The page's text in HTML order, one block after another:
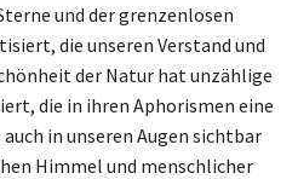
und der grenzenlosen
die unseren Verstand und
der Natur hat unzählige
die in ihren Aphorismen eine
in unseren Augen sichtbar
Himmel und menschlicher